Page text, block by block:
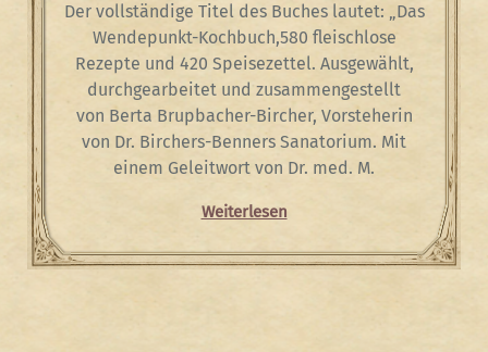
Der vollständige Titel des Buches lautet: „Das
Wendepunkt-Kochbuch,580 fleischlose
Rezepte und 420 Speisezettel. Ausgewählt,
durchgearbeitet und zusammengestellt
von Berta Brupbacher-Bircher, Vorsteherin
von Dr. Birchers-Benners Sanatorium. Mit
einem Geleitwort von Dr. med. M.
Weiterlesen